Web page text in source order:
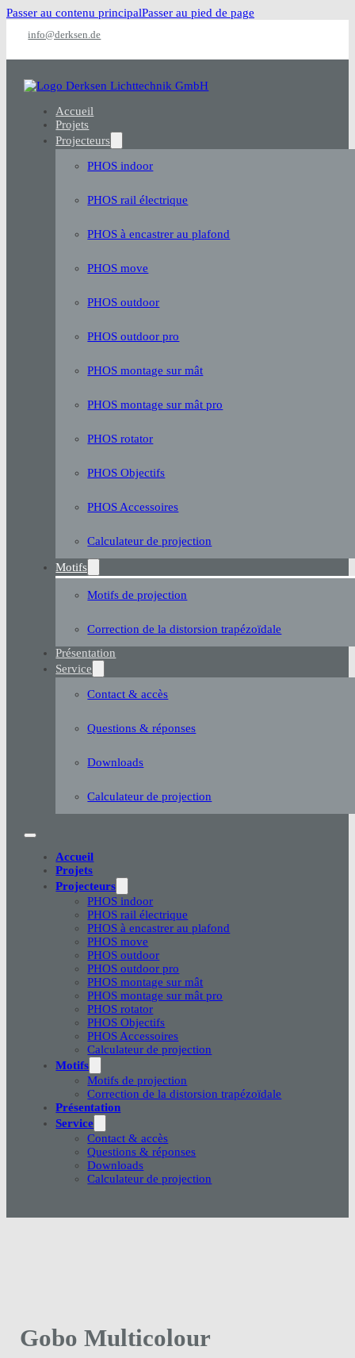
Passer au contenu principalPasser au pied de page
info@derksen.de
Accueil
Projets
Projecteurs
PHOS indoor
PHOS rail électrique
PHOS à encastrer au plafond
PHOS move
PHOS outdoor
PHOS outdoor pro
PHOS montage sur mât
PHOS montage sur mât pro
PHOS rotator
PHOS Objectifs
PHOS Accessoires
Calculateur de projection
Motifs
Motifs de projection
Correction de la distorsion trapézoïdale
Présentation
Service
Contact & accès
Questions & réponses
Downloads
Calculateur de projection
Accueil
Projets
Projecteurs
PHOS indoor
PHOS rail électrique
PHOS à encastrer au plafond
PHOS move
PHOS outdoor
PHOS outdoor pro
PHOS montage sur mât
PHOS montage sur mât pro
PHOS rotator
PHOS Objectifs
PHOS Accessoires
Calculateur de projection
Motifs
Motifs de projection
Correction de la distorsion trapézoïdale
Présentation
Service
Contact & accès
Questions & réponses
Downloads
Calculateur de projection
Gobo Multicolour